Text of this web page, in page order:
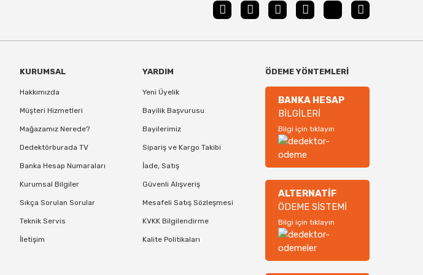
KURUMSAL
Hakkımızda
Müşteri Hizmetleri
Mağazamız Nerede?
Dedektörburada TV
Banka Hesap Numaraları
Kurumsal Bilgiler
Sıkça Sorulan Sorular
Teknik Servis
İletişim
YARDIM
Yeni Üyelik
Bayilik Başvurusu
Bayilerimiz
Sipariş ve Kargo Takibi
İade, Satış
Güvenli Alışveriş
Mesafeli Satış Sözleşmesi
KVKK Bilgilendirme
Kalite Politikaları
ÖDEME YÖNTEMLERİ
BANKA HESAP
BİLGİLERİ
Bilgi için tıklayın
ALTERNATİF
ÖDEME SİSTEMİ
Bilgi için tıklayın